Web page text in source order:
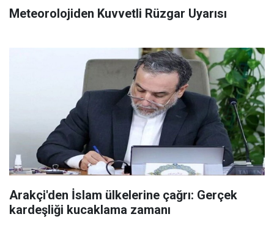
Meteorolojiden Kuvvetli Rüzgar Uyarısı
Arakçi'den İslam ülkelerine çağrı: Gerçek
kardeşliği kucaklama zamanı